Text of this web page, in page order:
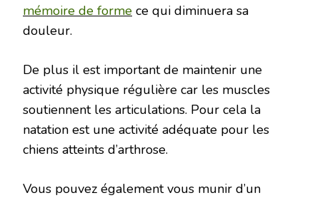
mémoire de forme ce qui diminuera sa
douleur.
De plus il est important de maintenir une
activité physique régulière car les muscles
soutiennent les articulations. Pour cela la
natation est une activité adéquate pour les
chiens atteints d’arthrose.
Vous pouvez également vous munir d’un